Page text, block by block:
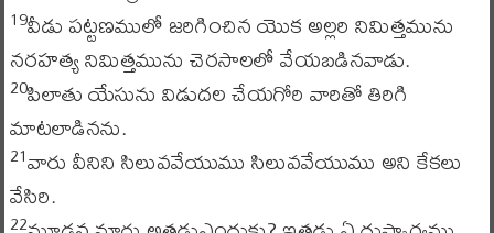
19వీడు పట్టణములో జరిగించిన యొక అల్లరి నిమిత్తమును
నరహత్య నిమిత్తమును చెరసాలలో వేయబడినవాడు.
20పిలాతు యేసును విడుదల చేయగోరి వారితో తిరిగి
మాటలాడినను.
21వారు వీనిని సిలువవేయుము సిలువవేయుము అని కేకలు
వేసిరి.
22